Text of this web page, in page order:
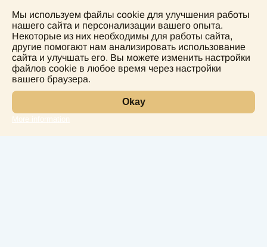
+
Мы используем файлы cookie для улучшения работы
нашего сайта и персонализации вашего опыта.
Некоторые из них необходимы для работы сайта,
другие помогают нам анализировать использование
сайта и улучшать его. Вы можете изменить настройки
файлов cookie в любое время через настройки
вашего браузера.
Okay
More information